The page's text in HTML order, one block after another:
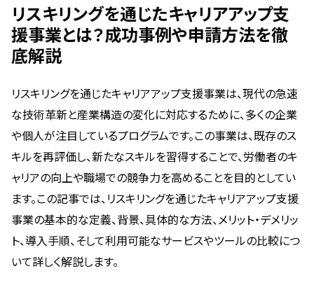
リスキリングを通じたキャリアアップ支
援事業とは？成功事例や申請方法を徹
底解説
リスキリングを通じたキャリアアップ支援事業は、現代の急速
な技術革新と産業構造の変化に対応するために、多くの企業
や個人が注目しているプログラムです。この事業は、既存のス
キルを再評価し、新たなスキルを習得することで、労働者のキ
ャリアの向上や職場での競争力を高めることを目的としてい
ます。この記事では、リスキリングを通じたキャリアアップ支援
事業の基本的な定義、背景、具体的な方法、メリット・デメリッ
ト、導入手順、そして利用可能なサービスやツールの比較につ
いて詳しく解説します。